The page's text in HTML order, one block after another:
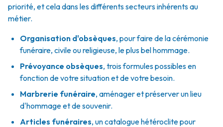
priorité, et cela dans les différents secteurs inhérents au
métier.
Organisation d'obsèques, pour faire de la cérémonie
funéraire, civile ou religieuse, le plus bel hommage.
Prévoyance obsèques, trois formules possibles en
fonction de votre situation et de votre besoin.
Marbrerie funéraire, aménager et préserver un lieu
d'hommage et de souvenir.
Articles funéraires, un catalogue hétéroclite pour